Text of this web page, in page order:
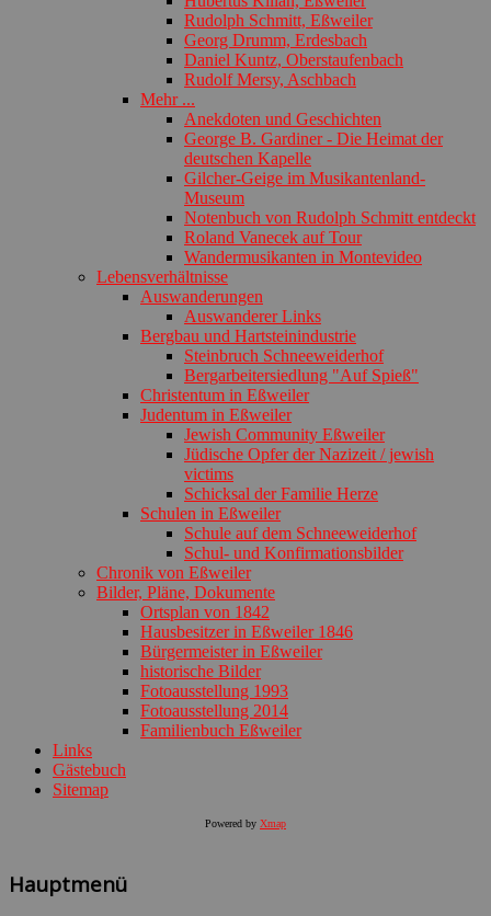
Rudolph Schmitt, Eßweiler
Georg Drumm, Erdesbach
Daniel Kuntz, Oberstaufenbach
Rudolf Mersy, Aschbach
Mehr ...
Anekdoten und Geschichten
George B. Gardiner - Die Heimat der
deutschen Kapelle
Gilcher-Geige im Musikantenland-
Museum
Notenbuch von Rudolph Schmitt entdeckt
Roland Vanecek auf Tour
Wandermusikanten in Montevideo
Lebensverhältnisse
Auswanderungen
Auswanderer Links
Bergbau und Hartsteinindustrie
Steinbruch Schneeweiderhof
Bergarbeitersiedlung "Auf Spieß"
Christentum in Eßweiler
Judentum in Eßweiler
Jewish Community Eßweiler
Jüdische Opfer der Nazizeit / jewish
victims
Schicksal der Familie Herze
Schulen in Eßweiler
Schule auf dem Schneeweiderhof
Schul- und Konfirmationsbilder
Chronik von Eßweiler
Bilder, Pläne, Dokumente
Ortsplan von 1842
Hausbesitzer in Eßweiler 1846
Bürgermeister in Eßweiler
historische Bilder
Fotoausstellung 1993
Fotoausstellung 2014
Familienbuch Eßweiler
Links
Gästebuch
Sitemap
Powered by Xmap
Hauptmenü